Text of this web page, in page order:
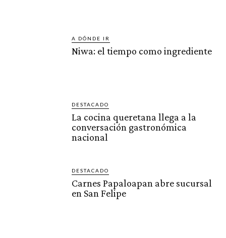
A DÓNDE IR
Niwa: el tiempo como ingrediente
DESTACADO
La cocina queretana llega a la
conversación gastronómica
nacional
DESTACADO
Carnes Papaloapan abre sucursal
en San Felipe